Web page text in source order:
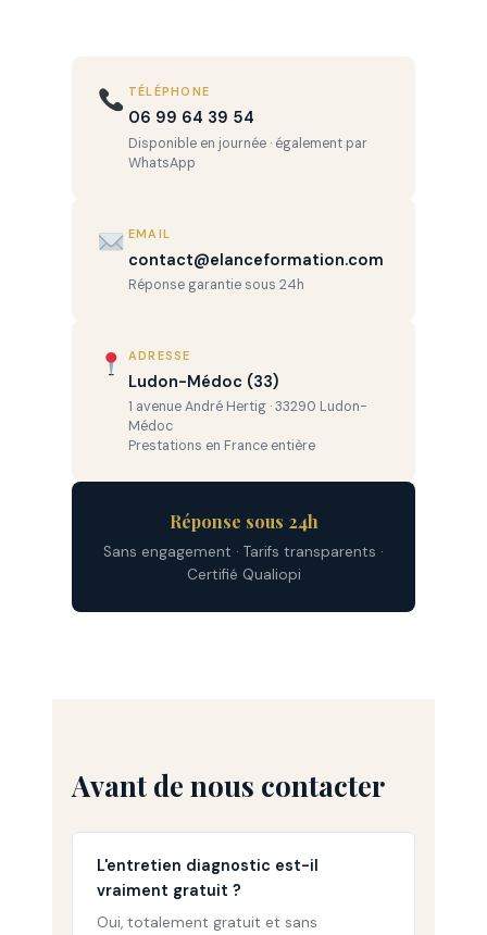
TÉLÉPHONE
06 99 64 39 54
Disponible en journée · également par
WhatsApp
EMAIL
contact@elanceformation.com
Réponse garantie sous 24h
ADRESSE
Ludon-Médoc (33)
1 avenue André Hertig · 33290 Ludon-
Médoc
Prestations en France entière
Réponse sous 24h
Sans engagement · Tarifs transparents ·
Certifié Qualiopi
Avant de nous contacter
L'entretien diagnostic est-il
vraiment gratuit ?
Oui, totalement gratuit et sans